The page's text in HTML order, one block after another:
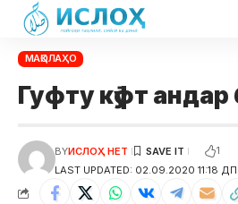
МАҚОЛАҲО
Гуфту кӯфт андар
LAST UPDATED: 02.09.2020 11:18 ДП
BYИСЛОҲ НЕТ 1